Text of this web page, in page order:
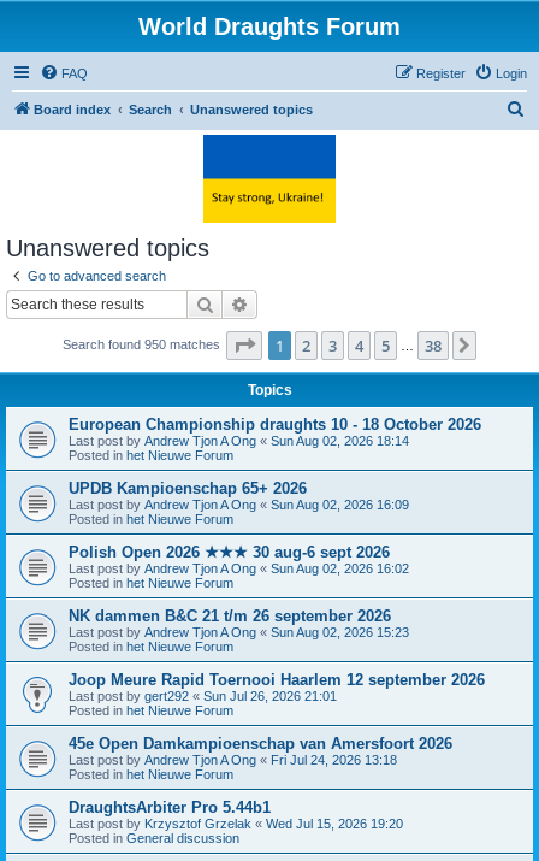
World Draughts Forum
FAQ Login
Register
Board index Search Unanswered topics
Unanswered topics
Go to advanced search
Search
Search found 950 matches Page 1of 38
1 2 3 4 5 … 38
Topics
European Championship draughts 10 - 18 October 2026
Last post by Andrew Tjon A Ong « Sun Aug 02, 2026 18:14
Posted in het Nieuwe Forum
UPDB Kampioenschap 65+ 2026
Last post by Andrew Tjon A Ong « Sun Aug 02, 2026 16:09
Posted in het Nieuwe Forum
Polish Open 2026 ★★★ 30 aug-6 sept 2026
Last post by Andrew Tjon A Ong « Sun Aug 02, 2026 16:02
Posted in het Nieuwe Forum
NK dammen B&C 21 t/m 26 september 2026
Last post by Andrew Tjon A Ong « Sun Aug 02, 2026 15:23
Posted in het Nieuwe Forum
Joop Meure Rapid Toernooi Haarlem 12 september 2026
Last post by gert292 « Sun Jul 26, 2026 21:01
Posted in het Nieuwe Forum
45e Open Damkampioenschap van Amersfoort 2026
Last post by Andrew Tjon A Ong « Fri Jul 24, 2026 13:18
Posted in het Nieuwe Forum
DraughtsArbiter Pro 5.44b1
Last post by Krzysztof Grzelak « Wed Jul 15, 2026 19:20
Posted in General discussion